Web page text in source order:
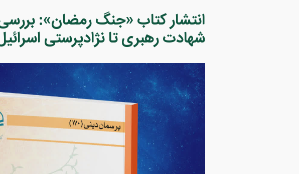
انتشار کتاب «جنگ رمضان»:
شهادت رهبری تا نژادپرستی